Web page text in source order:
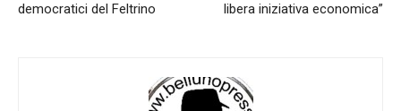
democratici del Feltrino
libera iniziativa economica”